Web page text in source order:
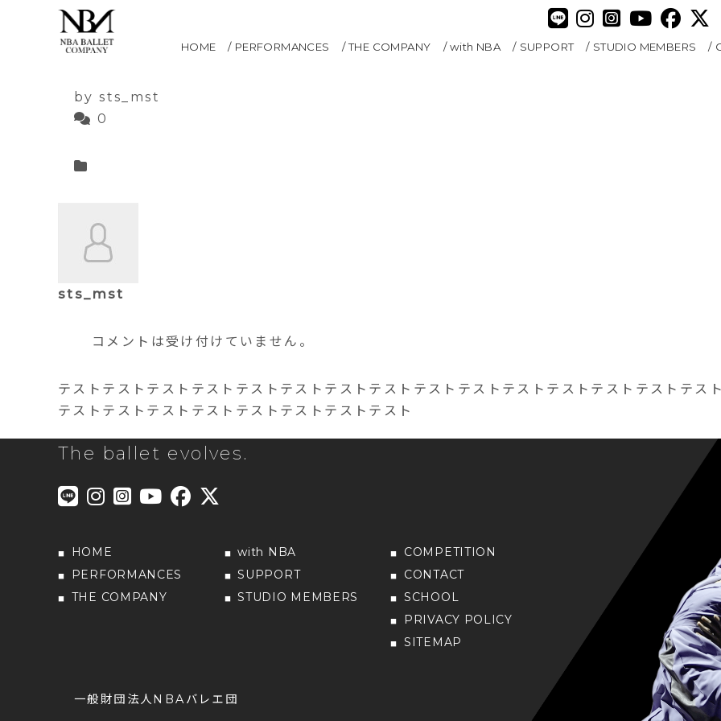
HOME PERFORMANCES THE COMPANY with NBA SUPPORT STUDIO MEMBERS
白鳥の湖全幕
2021.05.12
by sts_mst
0
sts_mst
コメントは受け付けていません。
テストテストテストテストテストテストテストテストテストテストテストテストテストテストテス
テストテストテストテストテストテストテストテスト
The ballet evolves.
HOME
PERFORMANCES
THE COMPANY
with NBA
SUPPORT
STUDIO MEMBERS
COMPETITION
CONTACT
SCHOOL
PRIVACY POLICY
SITEMAP
一般財団法人NBAバレエ団